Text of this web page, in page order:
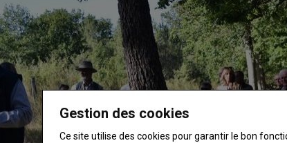
Gestion des cookies
Ce site utilise des cookies pour garantir le bon